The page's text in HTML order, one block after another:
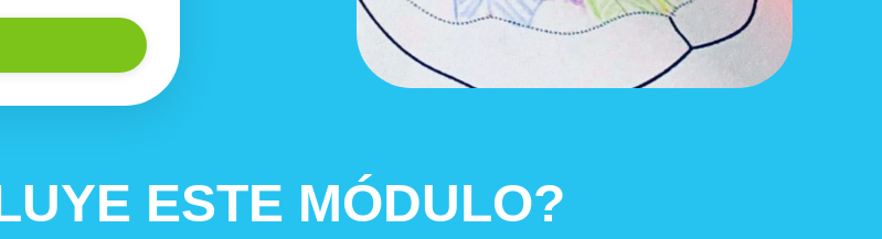
ESTE MÓDULO?